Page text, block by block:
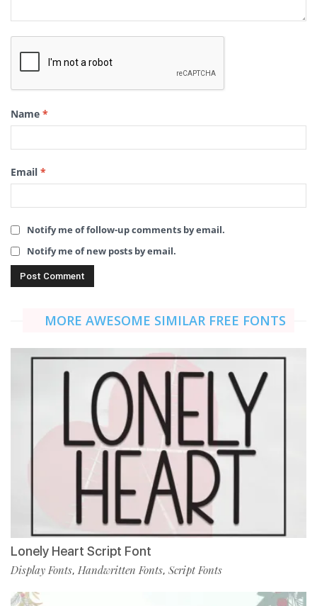
Name *
Email *
Notify me of follow-up comments by email.
Notify me of new posts by email.
MORE AWESOME SIMILAR FREE FONTS
Lonely Heart Script Font
Display Fonts, Handwritten Fonts, Script Fonts